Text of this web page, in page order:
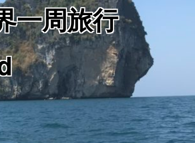
一周旅行